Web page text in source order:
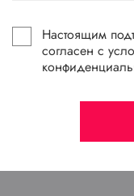
Настоящим
согласен с